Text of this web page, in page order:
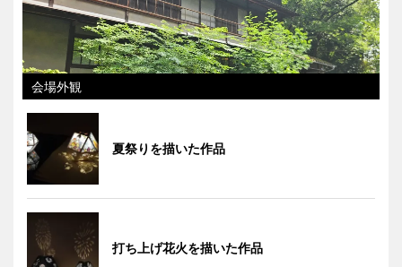
会場外観
夏祭りを描いた作品
打ち上げ花火を描いた作品